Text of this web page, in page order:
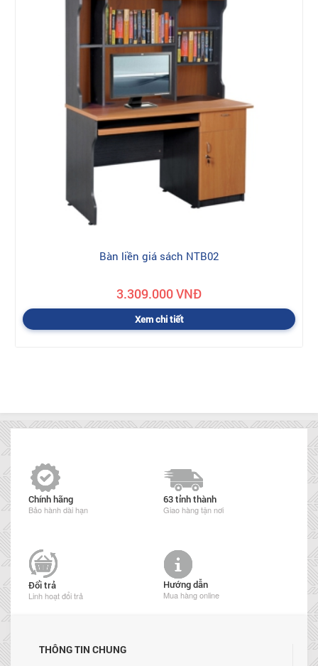
Bàn liền giá sách NTB02
3.309.000 VNĐ
Xem chi tiết
Chính hãng
Bảo hành dài hạn
63 tỉnh thành
Giao hàng tận nơi
Đổi trả
Linh hoạt đổi trả
Hướng dẫn
Mua hàng online
THÔNG TIN CHUNG